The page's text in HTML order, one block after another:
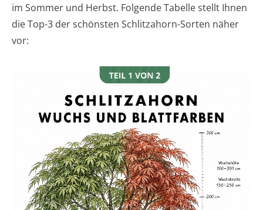
im Sommer und Herbst. Folgende Tabelle stellt Ihnen
die Top-3 der schönsten Schlitzahorn-Sorten näher
vor: